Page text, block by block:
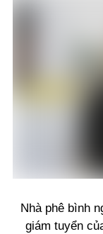
Nhà phê bình
giám tuyển